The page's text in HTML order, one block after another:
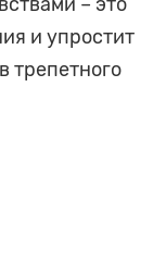
и упростит
трепетного